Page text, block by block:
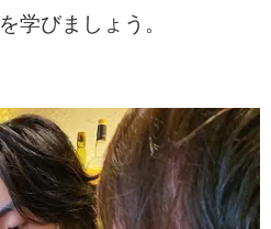
を学びましょう。